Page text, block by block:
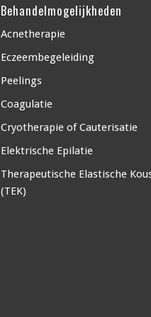
Behandelmogelijkheden
Acnetherapie
Eczeembegeleiding
Peelings
Coagulatie
Cryotherapie of Cauterisatie
Elektrische Epilatie
Therapeutische Elastische
(TEK)